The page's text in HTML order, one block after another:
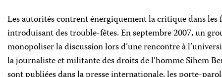
Les autorités contrent énergiquement la critique dans
introduisant des trouble-fêtes. En septembre 2007, un
monopoliser la discussion lors d’une rencontre à
la journaliste et militante des droits de l’homme Sihem